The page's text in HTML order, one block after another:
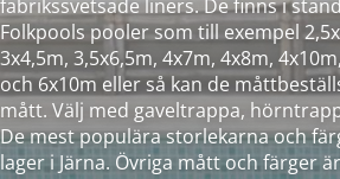
fabrikssvetsade liners. De finns i
Folkpools pooler som till exempel
3x4,5m, 3,5x6,5m, 4x7m, 4x8m,
och 6x10m eller så kan de
mått. Välj med gaveltrappa,
De mest populära storlekarna och
lager i Järna. Övriga mått och färger